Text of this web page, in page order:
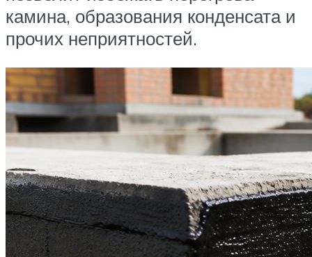
камина, образования конденсата и
прочих неприятностей.